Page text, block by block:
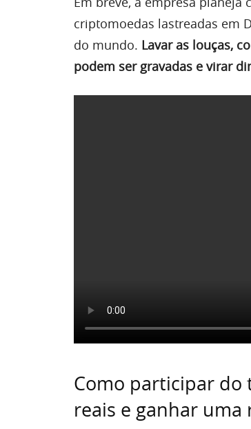
criptomoedas lastreadas em
do mundo. Lavar as louças,
podem ser gravadas e virar
Como participar do
reais e ganhar uma